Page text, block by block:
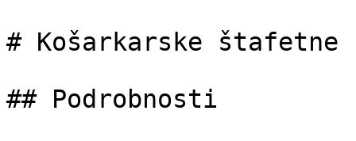
# Košarkarske štafetne
## Podrobnosti